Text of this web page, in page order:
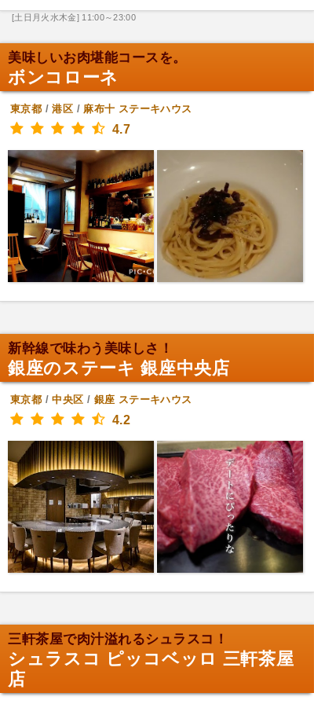
[土日月火水木金] 11:00～23:00
美味しいお肉堪能コースを。
ボンコローネ
東京都 /港区 / 麻布十 ステーキハウス
4.7
新幹線で味わう美味しさ！
銀座のステーキ 銀座中央店
東京都 /中央区 / 銀座 ステーキハウス
4.2
三軒茶屋で肉汁溢れるシュラスコ！
シュラスコ ピッコベッロ 三軒茶屋
店